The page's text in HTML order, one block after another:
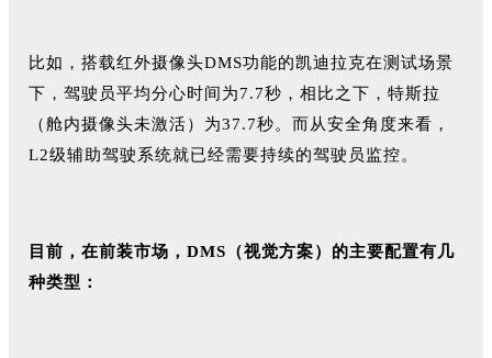
比如，搭载红外摄像头DMS功能的凯迪拉克在测试场景
下，驾驶员平均分心时间为7.7秒，相比之下，特斯拉
（舱内摄像头未激活）为37.7秒。而从安全角度来看，
L2级辅助驾驶系统就已经需要持续的驾驶员监控。
目前，在前装市场，DMS（视觉方案）的主要配置有几
种类型：